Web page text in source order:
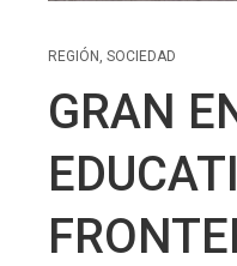
REGIÓN , SOCIEDAD
GRAN